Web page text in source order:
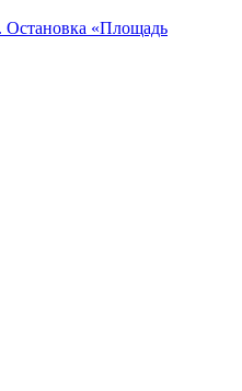
Остановка «Площадь